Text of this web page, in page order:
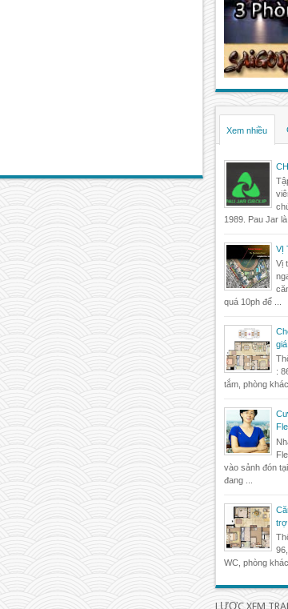
Xem nhiều
1989. Pau Jar là
VỊ
Vị
quá 10ph để ...
:
tắm, phòng
vào sảnh đón
đang ...
trợ
WC, phòng
LƯỢC XEM